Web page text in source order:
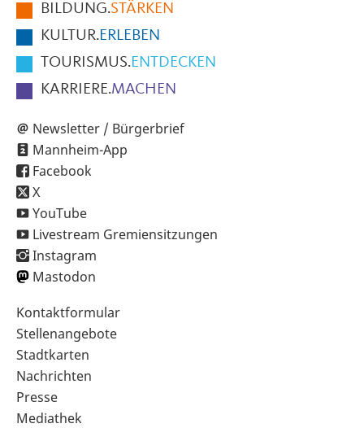
SeiteBILDUNG.STÄRKEN
KULTUR.ERLEBEN
TOURISMUS.ENTDECKEN
KARRIERE.MACHEN
Newsletter / Bürgerbrief
Mannheim-App
Facebook
X
YouTube
Livestream Gremiensitzungen
Instagram
Mastodon
Sekundärnavigation
im
Fußbereich
Kontaktformular
Stellenangebote
Stadtkarten
Nachrichten
Presse
Mediathek